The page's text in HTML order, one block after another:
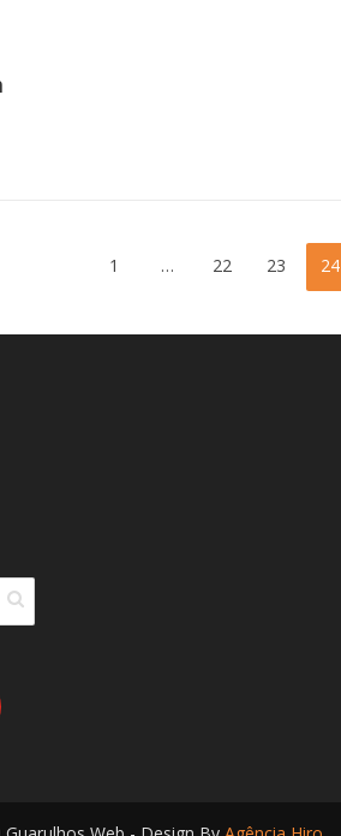
1 … 22 23 24